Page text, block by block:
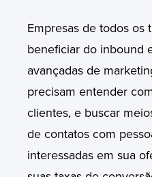
Empresas de todos os
beneficiar do inbound
avançadas de
precisam entender
clientes, e buscar
de contatos com
interessadas em sua